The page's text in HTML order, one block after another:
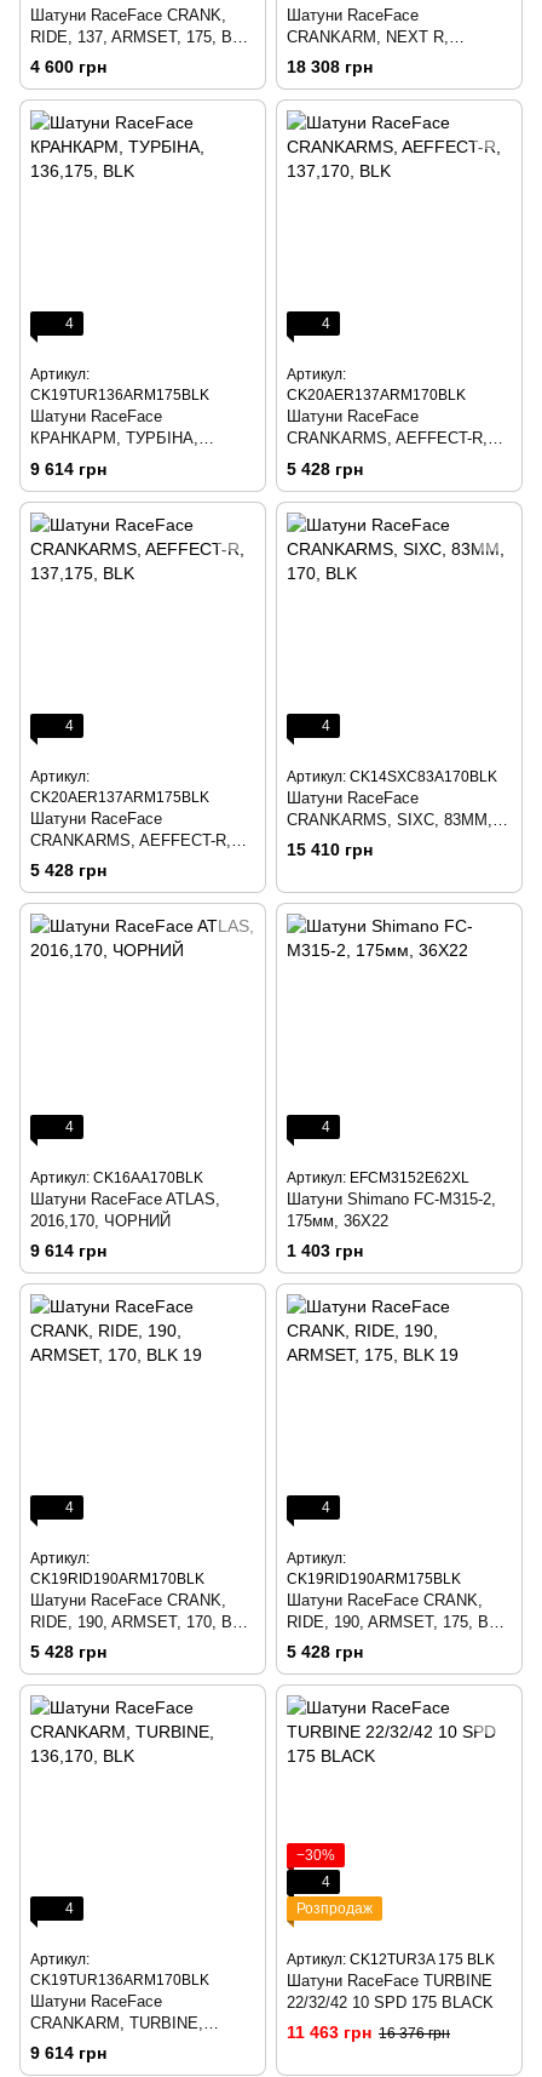
Шатуни RaceFace CRANK,
RIDE, 137, ARMSET, 175, BLK
19
4 600 грн
Шатуни RaceFace
CRANKARM, NEXT R,
136,175, BLK
18 308 грн
4
Артикул:
CK19TUR136ARM175BLK
Шатуни RaceFace
КРАНКАРМ, ТУРБІНА,
136,175, BLK
9 614 грн
4
Артикул:
CK20AER137ARM170BLK
Шатуни RaceFace
CRANKARMS, AEFFECT-R,
137,170, BLK
5 428 грн
4
Артикул:
CK20AER137ARM175BLK
Шатуни RaceFace
CRANKARMS, AEFFECT-R,
137,175, BLK
5 428 грн
4
Артикул: CK14SXC83A170BLK
Шатуни RaceFace
CRANKARMS, SIXC, 83MM,
170, BLK
15 410 грн
4
Артикул: CK16AA170BLK
Шатуни RaceFace ATLAS,
2016,170, ЧОРНИЙ
9 614 грн
4
Артикул: EFCM3152E62XL
Шатуни Shimano FC-M315-2,
175мм, 36X22
1 403 грн
4
Артикул:
CK19RID190ARM170BLK
Шатуни RaceFace CRANK,
RIDE, 190, ARMSET, 170, BLK
19
5 428 грн
4
Артикул:
CK19RID190ARM175BLK
Шатуни RaceFace CRANK,
RIDE, 190, ARMSET, 175, BLK
19
5 428 грн
4
Артикул:
CK19TUR136ARM170BLK
Шатуни RaceFace
CRANKARM, TURBINE,
136,170, BLK
9 614 грн
−30%
4
Розпродаж
Артикул: CK12TUR3A 175 BLK
Шатуни RaceFace TURBINE
22/32/42 10 SPD 175 BLACK
11 463 грн 16 376 грн